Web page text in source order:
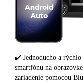
✔️ Jednoducho a
smartfónu na
zariadenie pomocou